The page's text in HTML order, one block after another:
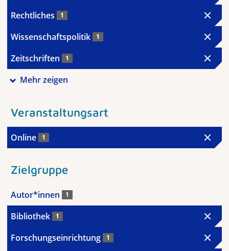
Rechtliches 1
Wissenschaftspolitik 1
Zeitschriften 1
Mehr zeigen
Veranstaltungsart
Online 1
Zielgruppe
Autor*innen 1
Bibliothek 1
Forschungseinrichtung 1